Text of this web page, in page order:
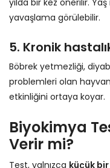
yavaşlama görülebilir.
5. Kronik
Böbrek yetmezliği,
problemleri olan
etkinliğini ortaya koyar.
Biyokimya
Verir mi?
Test, yalnızca küçük